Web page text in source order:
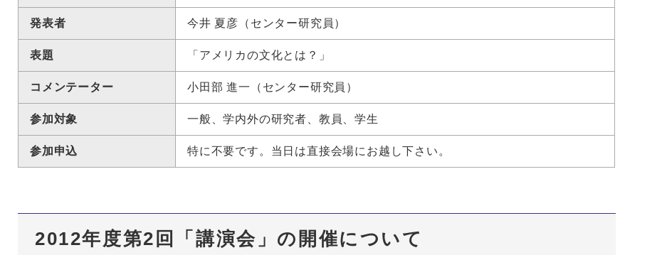
発表者 今井 夏彦（センター研究員）
表題 「アメリカの文化とは？」
コメンテーター 小田部 進一（センター研究員）
参加対象 一般、学内外の研究者、教員、学生
参加申込 特に不要です。当日は直接会場にお越し下さい。
2012年度第2回「講演会」の開催について